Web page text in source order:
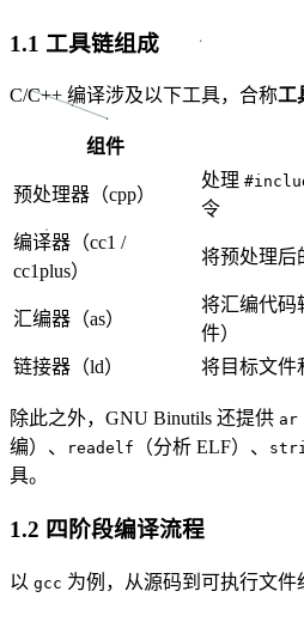
1.1 工具链组成
C/C++ 编译涉及以下工具，合称工
组件
预处理器（cpp）
处理
令
编译器（cc1 /
cc1plus）
将预处理后
汇编器（as）
将汇编代码
件）
链接器（ld）
将目标文件
除此之外，GNU Binutils 还提供 ar
编）、
readelf （分析 ELF）、
具。
1.2 四阶段编译流程
以 gcc 为例，从源码到可执行文件